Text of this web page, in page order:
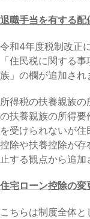
退職手当を有する
令和4年度税制改正
「住民税に関する
族」の欄が追加され
所得税の扶養親族
の扶養親族の所得
を受けられないが
控除や扶養控除が
止する観点から追加
住宅ローン控除の変
こちらは制度全体